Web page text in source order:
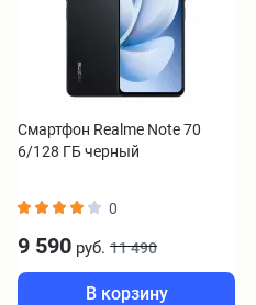
Смартфон Realme Note 70
6/128 ГБ черный
0
9 590 руб. 11 490
В корзину